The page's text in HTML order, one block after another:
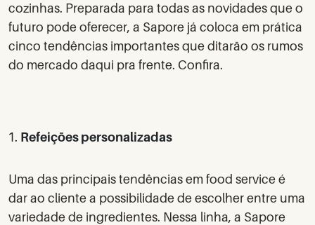
cozinhas. Preparada para todas as novidades que o
futuro pode oferecer, a Sapore já coloca em prática
cinco tendências importantes que ditarão os rumos
do mercado daqui pra frente. Confira.
Refeições personalizadas
Uma das principais tendências em food service é
dar ao cliente a possibilidade de escolher entre uma
variedade de ingredientes. Nessa linha, a Sapore